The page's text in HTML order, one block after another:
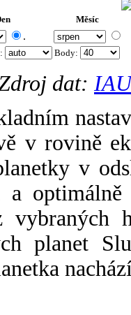
Měsíc
.
Body:
dat:
v rovině
v
a
planet